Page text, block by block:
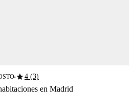
■star4 (3)
en Madrid